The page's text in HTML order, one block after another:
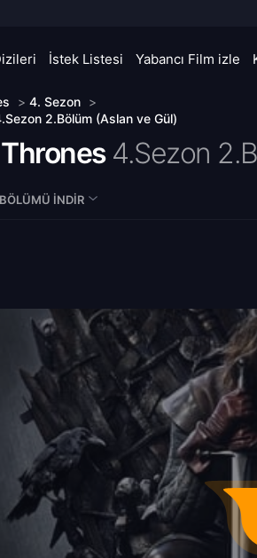
İstek Listesi Yabancı Film izle
> 4. Sezon >
2.Bölüm (Aslan ve Gül)
4.Sezon
BÖLÜMÜ İNDIR